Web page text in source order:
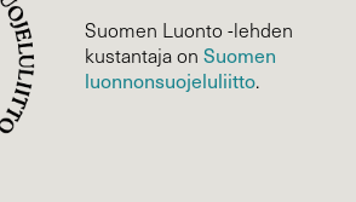
Suomen Luonto -lehden
kustantaja on Suomen
luonnonsuojelu­liitto.